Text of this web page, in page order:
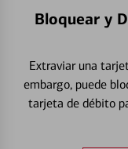
Bloquear y
Extraviar una
embargo, puede
tarjeta de débito